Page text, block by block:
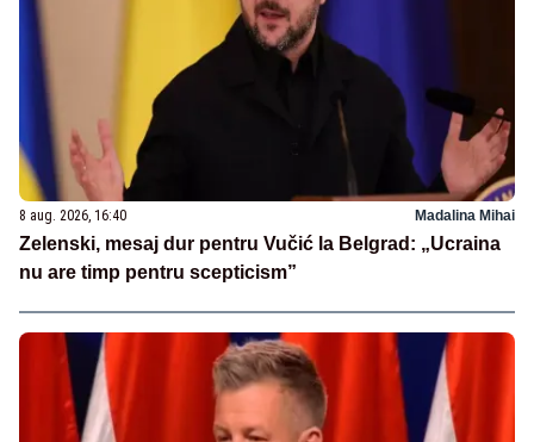
8 aug. 2026, 16:40 Madalina Mihai
Zelenski, mesaj dur pentru Vučić la Belgrad: „Ucraina
nu are timp pentru scepticism”